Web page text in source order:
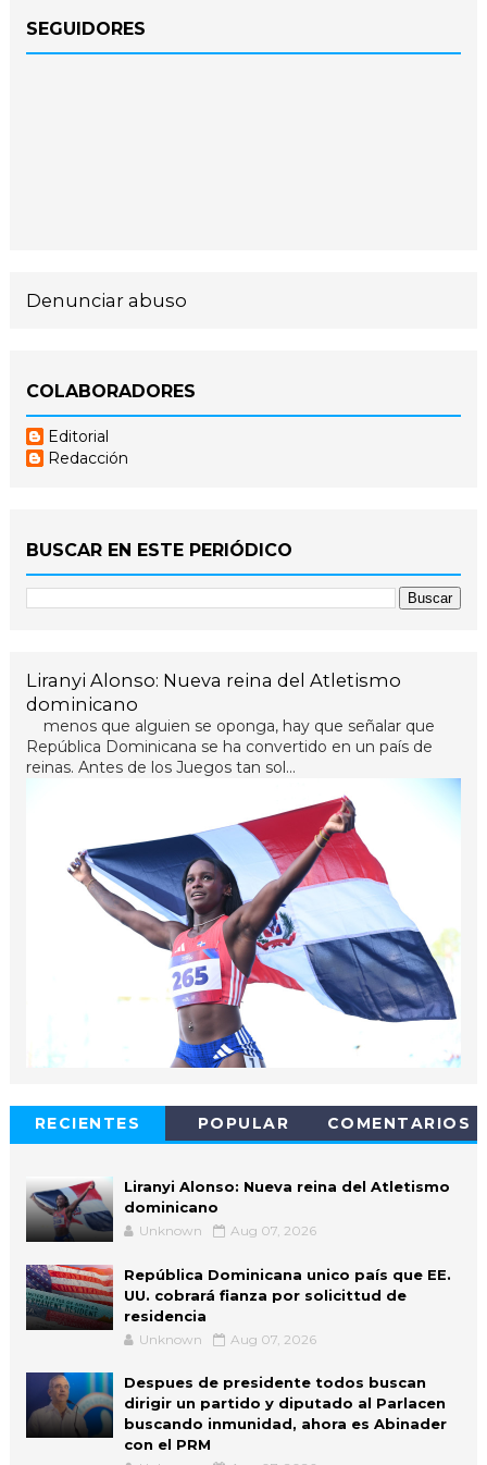
SEGUIDORES
Denunciar abuso
COLABORADORES
Editorial
Redacción
BUSCAR EN ESTE PERIÓDICO
Liranyi Alonso: Nueva reina del Atletismo
dominicano
menos que alguien se oponga, hay que señalar que
República Dominicana se ha convertido en un país de
reinas. Antes de los Juegos tan sol...
RECIENTES POPULAR COMENTARIOS
Liranyi Alonso: Nueva reina del Atletismo
dominicano
Unknown Aug 07, 2026
República Dominicana unico país que EE.
UU. cobrará fianza por solicittud de
residencia
Unknown Aug 07, 2026
Despues de presidente todos buscan
dirigir un partido y diputado al Parlacen
buscando inmunidad, ahora es Abinader
con el PRM